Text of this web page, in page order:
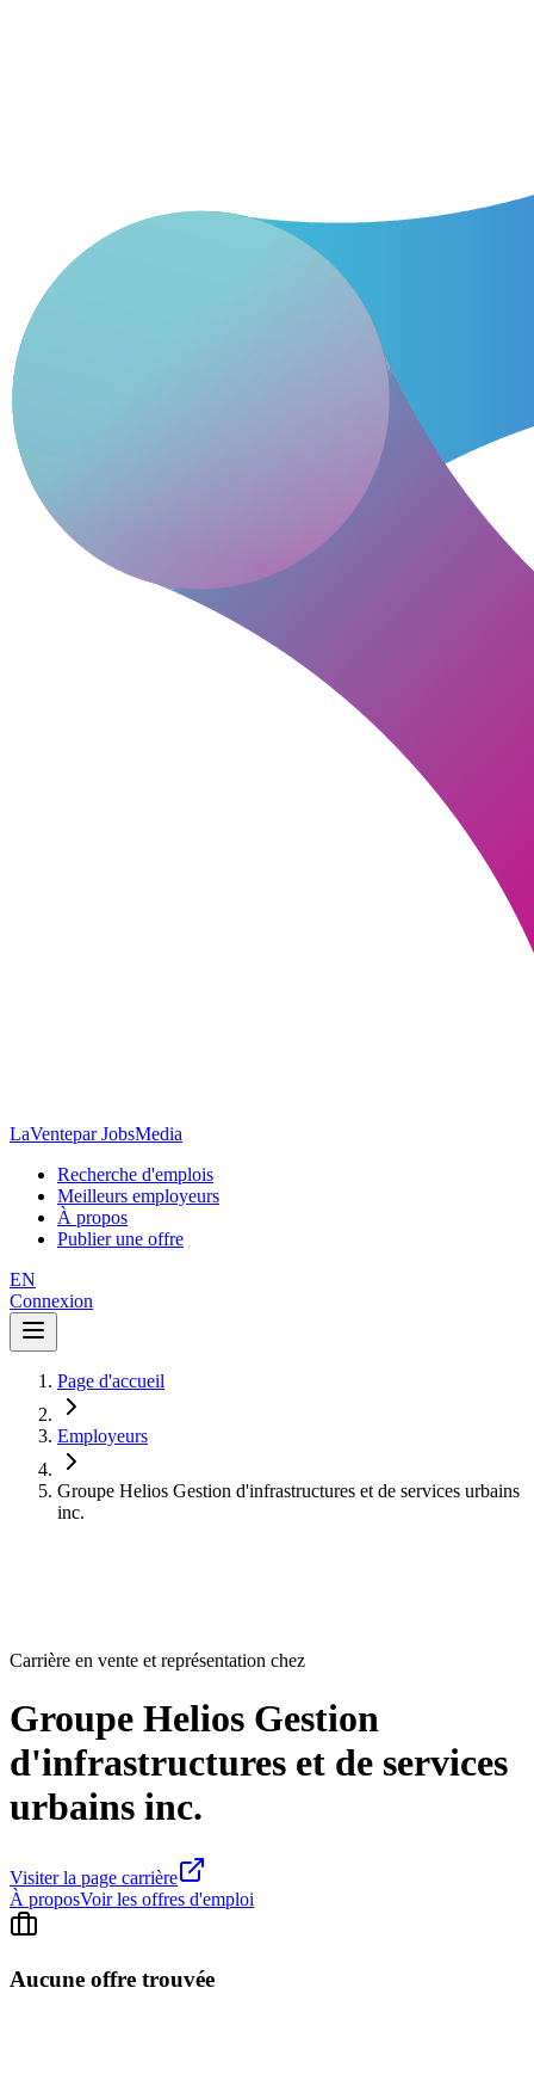
LaVentepar JobsMedia
Recherche d'emplois
Meilleurs employeurs
À propos
Publier une offre
EN
Connexion
Page d'accueil
Employeurs
Groupe Helios Gestion d'infrastructures et de services urbains
inc.
Carrière en vente et représentation chez
Groupe Helios Gestion
d'infrastructures et de services
urbains inc.
Visiter la page carrière
À proposVoir les offres d'emploi
Aucune offre trouvée